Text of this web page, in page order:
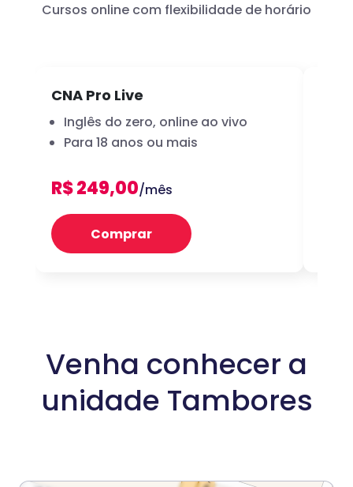
Cursos online com flexibilidade de horário
CNA Pro Live
Inglês do zero, online ao vivo
Para 18 anos ou mais
R$ 249,00/mês
Comprar
Venha conhecer a
unidade Tambores